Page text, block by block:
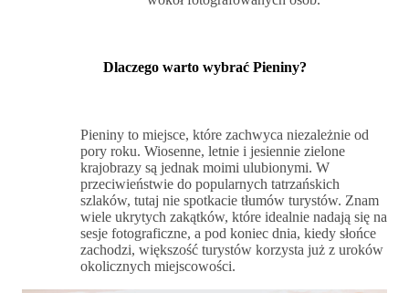
Dlaczego warto wybrać Pieniny?
Pieniny to miejsce, które zachwyca niezależnie od
pory roku. Wiosenne, letnie i jesiennie zielone
krajobrazy są jednak moimi ulubionymi. W
przeciwieństwie do popularnych tatrzańskich
szlaków, tutaj nie spotkacie tłumów turystów. Znam
wiele ukrytych zakątków, które idealnie nadają się na
sesje fotograficzne, a pod koniec dnia, kiedy słońce
zachodzi, większość turystów korzysta już z uroków
okolicznych miejscowości.